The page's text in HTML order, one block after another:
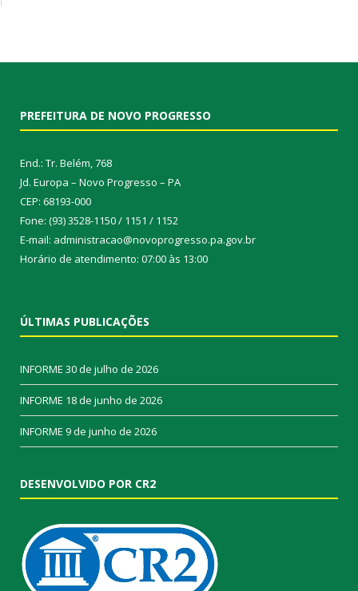
PREFEITURA DE NOVO PROGRESSO
End.: Tr. Belém, 768
Jd. Europa – Novo Progresso – PA
CEP: 68193-000
Fone: (93) 3528-1150 / 1151 / 1152
E-mail: administracao@novoprogresso.pa.gov.br
Horário de atendimento: 07:00 às 13:00
ÚLTIMAS PUBLICAÇÕES
INFORME 30 de julho de 2026
INFORME 18 de junho de 2026
INFORME 9 de junho de 2026
DESENVOLVIDO POR CR2